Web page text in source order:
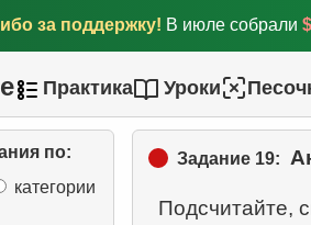
за поддержку! В июле собрали
Практика Уроки
по:
категории
дуэты
нет в
Задание 19:
Подсчитайте,